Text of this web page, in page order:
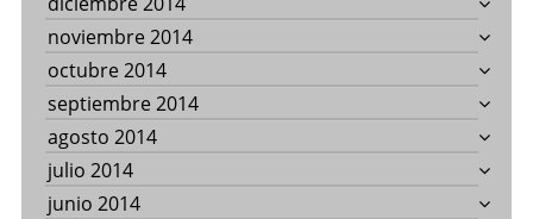
noviembre 2014
octubre 2014
septiembre 2014
agosto 2014
julio 2014
junio 2014